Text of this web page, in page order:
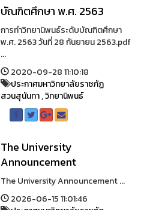
บัณฑิตศึกษา พ.ศ. 2563
การทำวิทยานิพนธ์ระดับบัณฑิตศึกษา
พ.ศ. 2563 วันที่ 28 กันยายน 2563.pdf
...
2020-09-28 11:10:18
ประกาศมหาวิทยาลัยราชภัฏ
สวนสุนันทา,วิทยานิพนธ์
The University
Announcement
The University Announcement ...
2026-06-15 11:01:46